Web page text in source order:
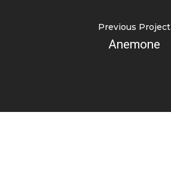
Previous Project
Anemone